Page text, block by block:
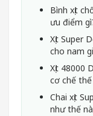
Bình xịt
ưu điểm
Xịt Super
cho nam
Xịt 48000
cơ chế
Chai xịt
như thế